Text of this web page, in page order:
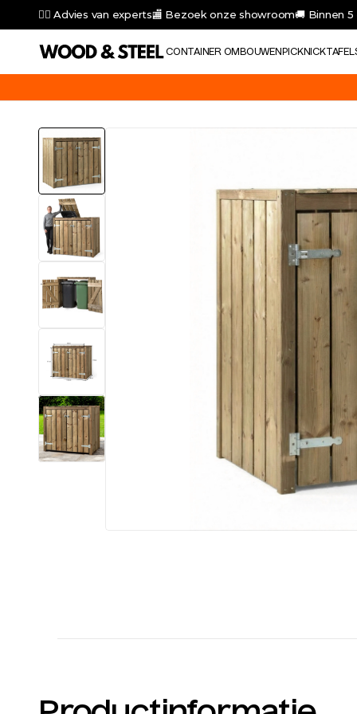
👷‍♂️ Advies van experts🏬 Bezoek onze showroom🚚 Binnen
CONTAINER OMBOUWEN